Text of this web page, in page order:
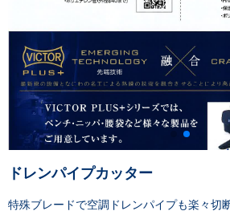
ドレンパイプカッター
特殊ブレードで空調ドレンパイプも楽々切断